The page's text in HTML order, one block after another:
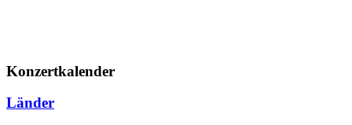
Konzertkalender
Länder